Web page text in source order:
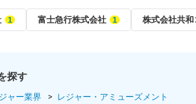
富士急行株式会社 株式会社共
探す
ャー業界
レジャー・アミューズメント